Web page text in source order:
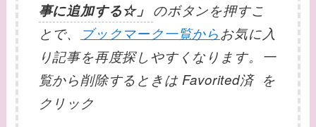
事に追加する☆」 のボタンを押すこ
とで、
ブックマーク一覧からお気に入
り記事を再度探しやすくなります。一
覧から削除するときは Favorited済 を
クリック